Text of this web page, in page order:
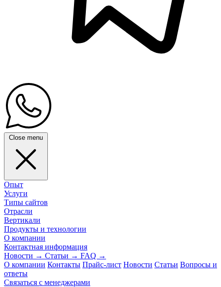
Close menu
Опыт
Услуги
Типы сайтов
Отрасли
Вертикали
Продукты и технологии
О компании
Контактная информация
Новости → Статьи → FAQ →
О компании Контакты Прайс-лист Новости Статьи Вопросы и
ответы
Связаться с менеджерами